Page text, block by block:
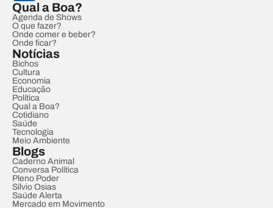
Qual a Boa?
Agenda de Shows
O que fazer?
Onde comer e beber?
Onde ficar?
Notícias
Bichos
Cultura
Economia
Educação
Política
Qual a Boa?
Cotidiano
Saúde
Tecnologia
Meio Ambiente
Blogs
Caderno Animal
Conversa Política
Pleno Poder
Sílvio Osias
Saúde Alerta
Mercado em Movimento